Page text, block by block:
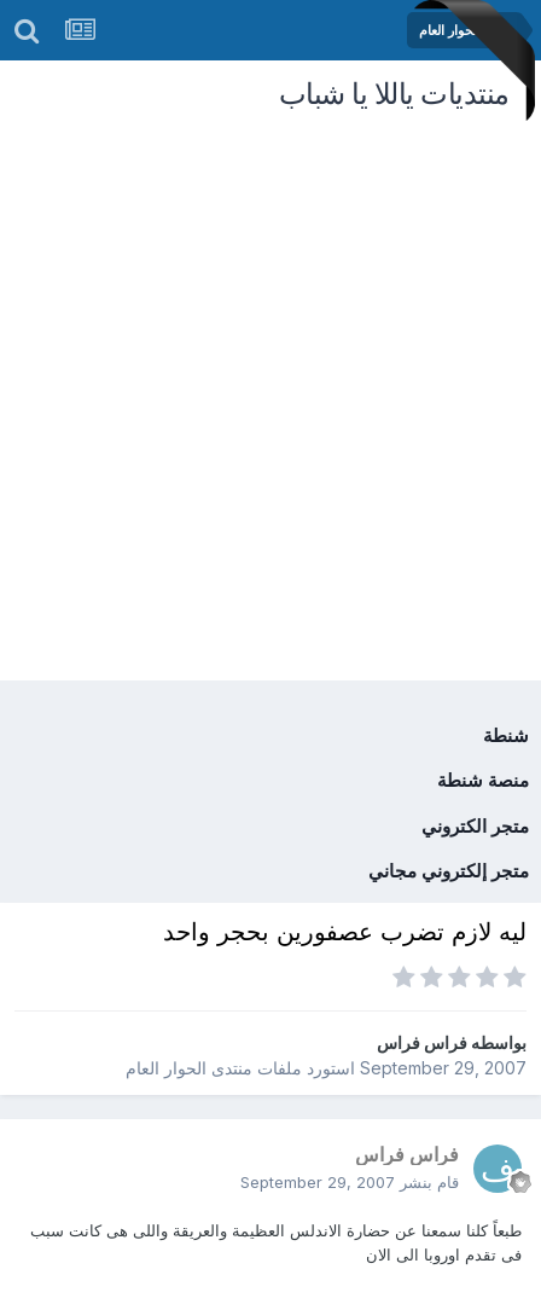
منتدى الحوار العام
منتديات ياللا يا شباب
شنطة
منصة شنطة
متجر الكتروني
متجر إلكتروني مجاني
ليه لازم تضرب عصفورين بحجر واحد
بواسطهفراس فراس
September 29, 2007استورد ملفات منتدى الحوار العام
فراس فراس
قام بنشر September 29, 2007
طبعاً كلنا سمعنا عن حضارة الاندلس العظيمة والعريقة واللى هى كانت سبب
فى تقدم اوروبا الى الان